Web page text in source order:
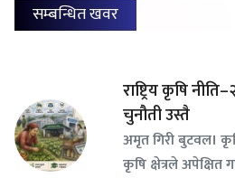
सम्बन्धित खवर
राष्ट्रिय कृषि
चुनौती उस्तै
अमृत गिरी बुटवल।
कृषि क्षेत्रले